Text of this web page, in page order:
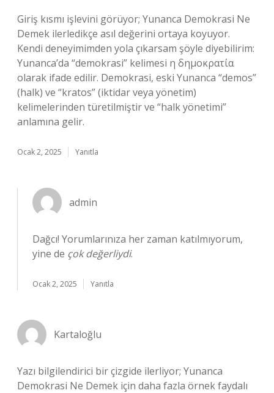
Giriş kısmı işlevini görüyor; Yunanca Demokrasi Ne
Demek ilerledikçe asıl değerini ortaya koyuyor.
Kendi deneyimimden yola çıkarsam şöyle diyebilirim:
Yunanca’da “demokrasi” kelimesi η δημοκρατία
olarak ifade edilir. Demokrasi, eski Yunanca “demos”
(halk) ve “kratos” (iktidar veya yönetim)
kelimelerinden türetilmiştir ve “halk yönetimi”
anlamına gelir.
Ocak 2, 2025 Yanıtla
admin
Dağcı! Yorumlarınıza her zaman katılmıyorum,
yine de çok değerliydi.
Ocak 2, 2025 Yanıtla
Kartaloğlu
Yazı bilgilendirici bir çizgide ilerliyor; Yunanca
Demokrasi Ne Demek için daha fazla örnek faydalı